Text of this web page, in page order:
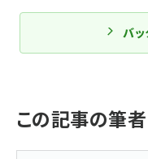
バッ
この記事の筆者